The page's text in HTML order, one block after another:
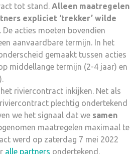
tot stand. Alleen maatregelen
expliciet ‘trekker’ wilde
De acties moeten bovendien
aanvaardbare termijn. In het
gemaakt tussen acties
middellange termijn (2-4 jaar) en
riviercontract inkijken. Net als
plechtig ondertekend
we het signaal dat we samen
maatregelen maximaal te
werd op zaterdag 7 mei 2022
alle partners ondertekend.